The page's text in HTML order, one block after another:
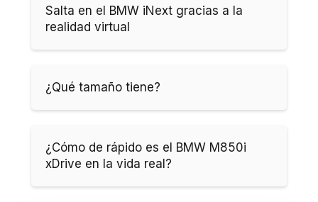
Salta en el BMW iNext gracias a la
realidad virtual
¿Qué tamaño tiene?
¿Cómo de rápido es el BMW M850i
xDrive en la vida real?